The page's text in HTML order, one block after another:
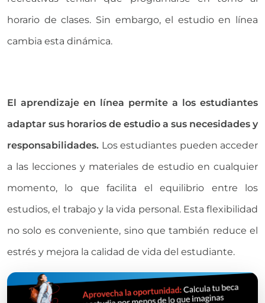
horario de clases. Sin embargo, el estudio en línea
cambia esta dinámica.
El aprendizaje en línea permite a los estudiantes
adaptar sus horarios de estudio a sus necesidades y
responsabilidades. Los estudiantes pueden acceder
a las lecciones y materiales de estudio en cualquier
momento, lo que facilita el equilibrio entre los
estudios, el trabajo y la vida personal. Esta flexibilidad
no solo es conveniente, sino que también reduce el
estrés y mejora la calidad de vida del estudiante.